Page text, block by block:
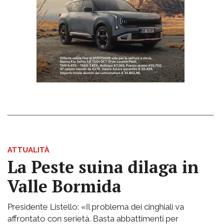
ATTUALITÀ
La Peste suina dilaga in
Valle Bormida
Presidente Listello: «Il problema dei cinghiali va
affrontato con serietà. Basta abbattimenti per